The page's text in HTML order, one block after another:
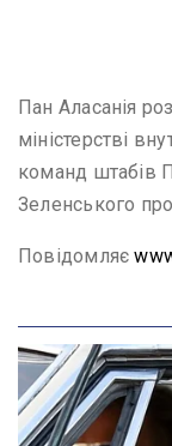
Пан Аласанія
міністерстві
команд штабів
Зеленського
Повідомляє